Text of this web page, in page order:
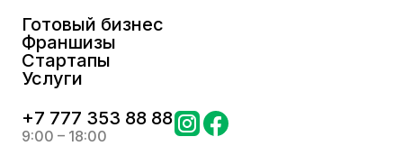
Готовый бизнес
Франшизы
Стартапы
Услуги
+7 777 353 88 88
9:00 – 18:00